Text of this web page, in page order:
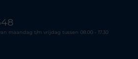
maandag t/m vrijdag tussen 08.00 - 17.30